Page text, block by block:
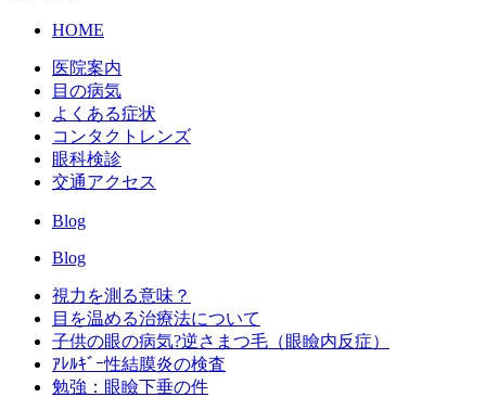
HOME
医院案内
目の病気
よくある症状
コンタクトレンズ
眼科検診
交通アクセス
Blog
Blog
視力を測る意味？
目を温める治療法について
子供の眼の病気?逆さまつ毛（眼瞼内反症）
ｱﾚﾙｷﾞｰ性結膜炎の検査
勉強：眼瞼下垂の件